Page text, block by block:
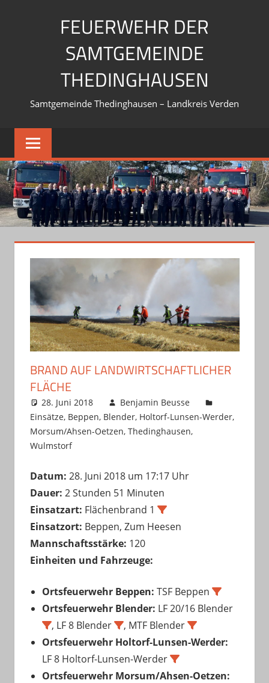
FEUERWEHR DER
SAMTGEMEINDE
THEDINGHAUSEN
Samtgemeinde Thedinghausen – Landkreis Verden
BRAND AUF LANDWIRTSCHAFTLICHER
FLÄCHE
28. Juni 2018
Benjamin Beusse
Einsätze, Beppen, Blender, Holtorf-Lunsen-Werder,
Morsum/Ahsen-Oetzen, Thedinghausen,
Wulmstorf
Datum: 28. Juni 2018 um 17:17 Uhr
Dauer: 2 Stunden 51 Minuten
Einsatzart: Flächenbrand 1
Einsatzort: Beppen, Zum Heesen
Mannschaftsstärke: 120
Einheiten und Fahrzeuge:
Ortsfeuerwehr Beppen: TSF Beppen
Ortsfeuerwehr Blender: LF 20/16 Blender
, LF 8 Blender
, MTF Blender
Ortsfeuerwehr Holtorf-Lunsen-Werder:
LF 8 Holtorf-Lunsen-Werder
Ortsfeuerwehr Morsum/Ahsen-Oetzen: